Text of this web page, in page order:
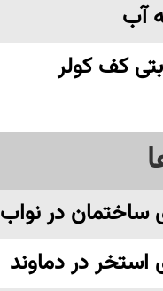
آب
کف کولر
ساختمان در نواب
استخر در دماوند